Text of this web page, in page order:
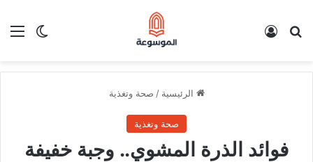
الوضع بحث عن
الرئيسية / صحة وتغذية
صحة وتغذية
فوائد الذرة المشوي.. وجبة خفيفة